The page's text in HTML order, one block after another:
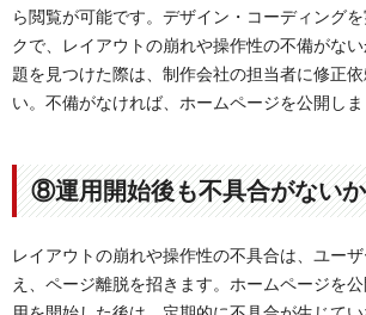
ら閲覧が可能です。デザイン・コーディング
クで、レイアウトの崩れや操作性の不備がな
題を見つけた際は、制作会社の担当者に修正
い。不備がなければ、ホームページを公開しま
⑧運用開始後も不具合がない
レイアウトの崩れや操作性の不具合は、ユー
え、ページ離脱を招きます。ホームページを